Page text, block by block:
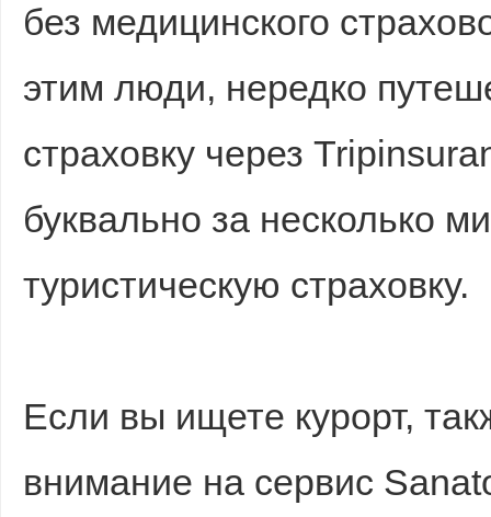
без медицинского
этим люди, нередко
страховку через
буквально за несколько
туристическую страховку.
Если вы ищете курорт,
внимание на сервис